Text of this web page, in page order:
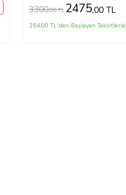
3300,00 TL 2475,00 TL
264,00 TL'den Başlayan Taksitlerle